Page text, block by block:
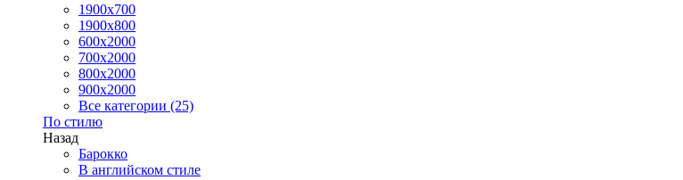
1900х700
1900х800
600x2000
700x2000
800x2000
900x2000
Все категории (25)
По стилю
Назад
Барокко
В английском стиле